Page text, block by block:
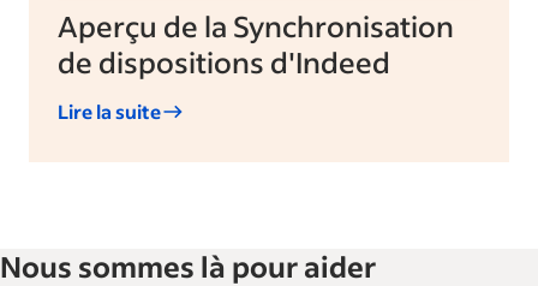
Aperçu de la Synchronisation
de dispositions d'Indeed
Lire la suite
Nous sommes là pour aider